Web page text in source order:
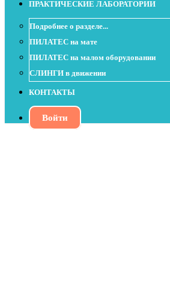
ПРАКТИЧЕСКИЕ ЛАБОРАТОРИИ
Подробнее о разделе...
ПИЛАТЕС на мате
ПИЛАТЕС на малом оборудовании
СЛИНГИ в движении
КОНТАКТЫ
Войти